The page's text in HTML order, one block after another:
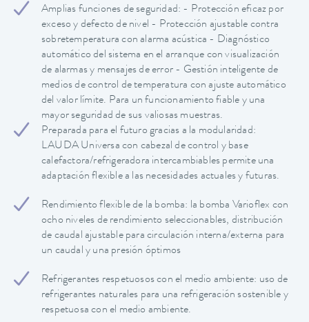
Amplias funciones de seguridad: - Protección eficaz por
exceso y defecto de nivel - Protección ajustable contra
sobretemperatura con alarma acústica - Diagnóstico
automático del sistema en el arranque con visualización
de alarmas y mensajes de error - Gestión inteligente de
medios de control de temperatura con ajuste automático
del valor límite. Para un funcionamiento fiable y una
mayor seguridad de sus valiosas muestras.
Preparada para el futuro gracias a la modularidad:
LAUDA Universa con cabezal de control y base
calefactora/refrigeradora intercambiables permite una
adaptación flexible a las necesidades actuales y futuras.
Rendimiento flexible de la bomba: la bomba Varioflex con
ocho niveles de rendimiento seleccionables, distribución
de caudal ajustable para circulación interna/externa para
un caudal y una presión óptimos
Refrigerantes respetuosos con el medio ambiente: uso de
refrigerantes naturales para una refrigeración sostenible y
respetuosa con el medio ambiente.